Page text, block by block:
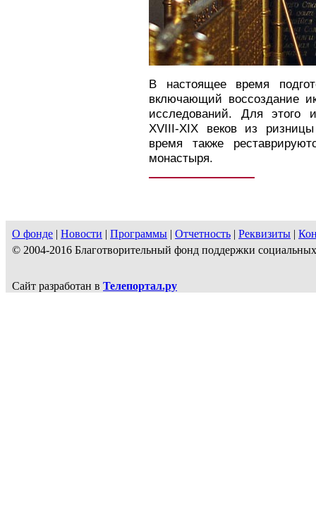
В настоящее время
включающий воссоздание
исследований. Для этого
ХVIII-XIX веков из
время также
монастыря.
О фонде | Новости | Программы | Отчетность | Реквизиты |
© 2004-2016 Благотворительный фонд поддержки
Сайт разработан в Телепортал.ру